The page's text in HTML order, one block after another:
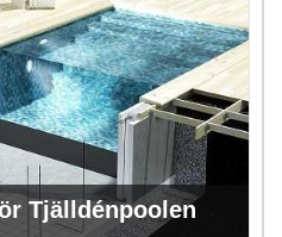
Tjälldénpoolen